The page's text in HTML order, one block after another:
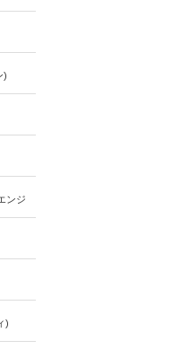
)
ンジ
)